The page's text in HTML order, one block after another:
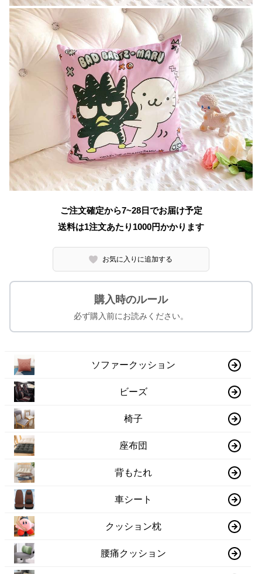
ご注文確定から7~28日でお届け予定
送料は1注文あたり 1000円かかります
お気に入りに追加する
購入時のルール
必ず購入前にお読みください。
ソファークッション
ビーズ
椅子
座布団
背もたれ
車シート
クッション枕
腰痛クッション